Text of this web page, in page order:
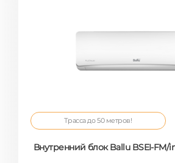
Трасса до 50 метров!
Внутренний блок Ballu BSEI-FM/